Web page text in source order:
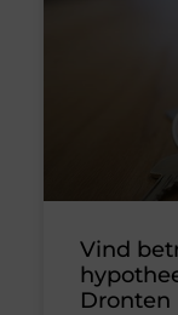
Vind
Dronten